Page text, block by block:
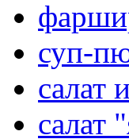
суп-
салат
салат